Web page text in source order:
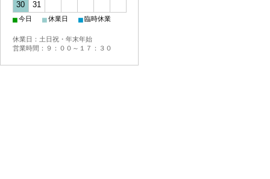
30
31
■今日 ■休業日 ■臨時休業
休業日：土日祝・年末年始
営業時間：９：００～１７：３０